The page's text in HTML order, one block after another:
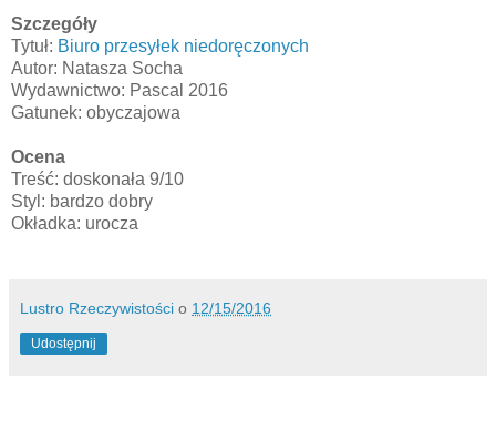
Szczegóły
Tytuł: Biuro przesyłek niedoręczonych
Autor: Natasza Socha
Wydawnictwo: Pascal 2016
Gatunek: obyczajowa
Ocena
Treść: doskonała 9/10
Styl: bardzo dobry
Okładka: urocza
Lustro Rzeczywistości o 12/15/2016
Udostępnij